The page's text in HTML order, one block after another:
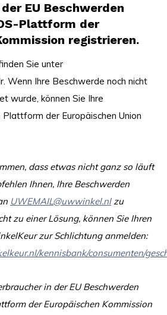
EU Beschwerden
Plattform der
registrieren.
Sie unter
Wenn Ihre Beschwerde noch nicht
wurde, können Sie Ihre
der Europäischen Union
dass etwas nicht ganz so läuft
Ihnen, Ihre Beschwerden
UWEMAIL@uwwinkel.nlzu
zu einer Lösung, können Sie Ihren
zur Schlichtung anmelden:
kennisbank/consumenten/
in der EU Beschwerden
der Europäischen Kommission